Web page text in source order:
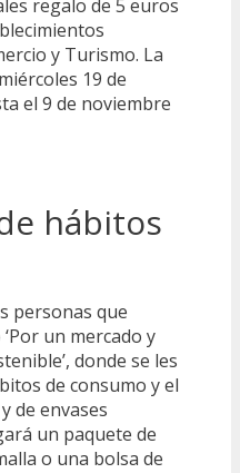
regalo de 5 euros
y Turismo. La
19 de
el 9 de noviembre
hábitos
personas que
un mercado y
donde se les
de consumo y el
de envases
un paquete de
o una bolsa de